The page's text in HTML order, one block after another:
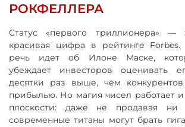
РОКФЕЛЛЕРА
Статус «первого триллионера»
красивая цифра в рейтинге
речь идет об Илоне Маске,
убеждает инвесторов оценивать
десятки раз выше, чем
прибылью. Но магия чисел работает
плоскости: даже не продавая ни
современные титаны могут брать